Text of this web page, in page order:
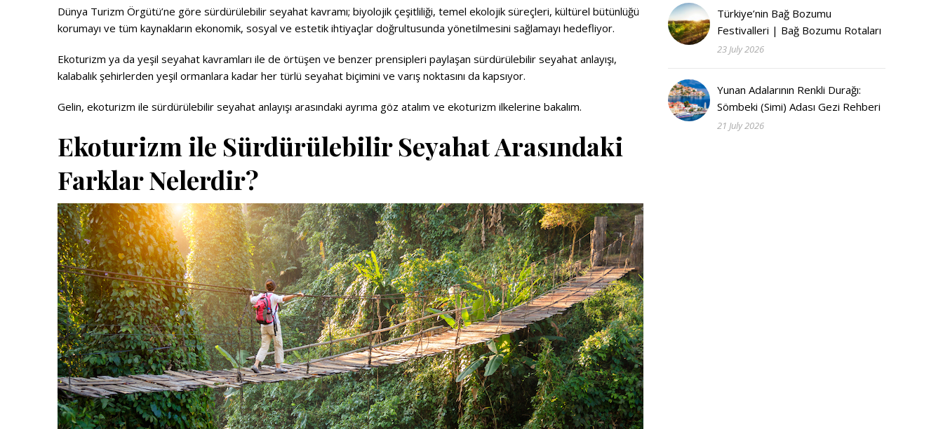
Dünya Turizm Örgütü’ne göre sürdürülebilir seyahat kavramı; biyolojik çeşitliliği, temel ekolojik süreçleri, kültürel bütünlüğü
korumayı ve tüm kaynakların ekonomik, sosyal ve estetik ihtiyaçlar doğrultusunda yönetilmesini sağlamayı hedefliyor.
Ekoturizm ya da yeşil seyahat kavramları ile de örtüşen ve benzer prensipleri paylaşan sürdürülebilir seyahat anlayışı,
kalabalık şehirlerden yeşil ormanlara kadar her türlü seyahat biçimini ve varış noktasını da kapsıyor.
Gelin, ekoturizm ile sürdürülebilir seyahat anlayışı arasındaki ayrıma göz atalım ve ekoturizm ilkelerine bakalım.
Ekoturizm ile Sürdürülebilir Seyahat Arasındaki
Farklar Nelerdir?
Türkiye’nin Bağ Bozumu
Festivalleri | Bağ Bozumu Rotaları
23 July 2026
Yunan Adalarının Renkli Durağı:
Sömbeki (Simi) Adası Gezi Rehberi
21 July 2026